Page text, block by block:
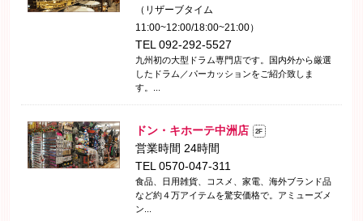
（リザーブタイム
11:00~12:00/18:00~21:00）
TEL 092-292-5527
九州初の大型ドラム専門店です。国内外から厳選
したドラム／パーカッションをご紹介致しま
す。...
ドン・キホーテ中洲店 2F
営業時間 24時間
TEL 0570-047-311
食品、日用雑貨、コスメ、家電、海外ブランド品
など約４万アイテムを驚安価格で。アミューズメ
ン...